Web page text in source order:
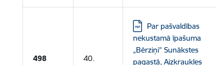
498 40.
Lejupielādēt:
Par pašvaldības
nekustamā īpašuma
„Bērziņi” Sunākstes
pagastā, Aizkraukles